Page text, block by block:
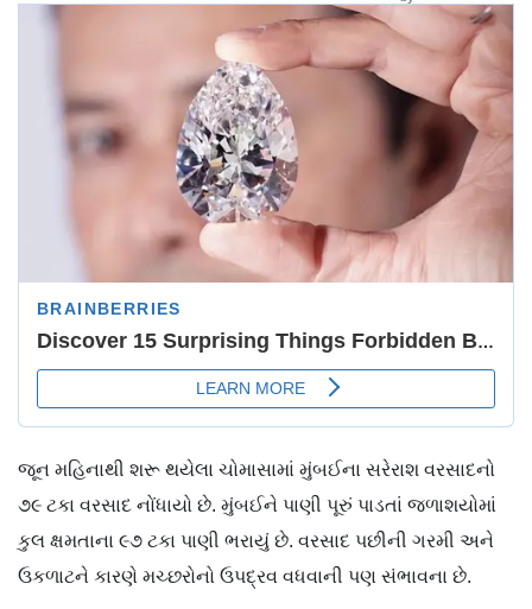
જૂન મહિનાથી શરૂ થયેલા ચોમાસામાં મુંબઈના સરેરાશ વરસાદનો
૭૯ ટકા વરસાદ નોંધાયો છે. મુંબઈને પાણી પૂરું પાડતાં જળાશયોમાં
કુલ ક્ષમતાના ૯૭ ટકા પાણી ભરાયું છે. વરસાદ પછીની ગરમી અને
ઉકળાટને કારણે મચ્છરોનો ઉપદ્રવ વધવાની પણ સંભાવના છે.